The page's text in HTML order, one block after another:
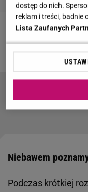
Zobacz wideo
walczyć w Fame
Nitro odpowiedział na
dlaczego uważa, że
Niebawem
Podczas krótkiej
dostęp do nich.
reklam i treści, badnie
Lista Zaufanych